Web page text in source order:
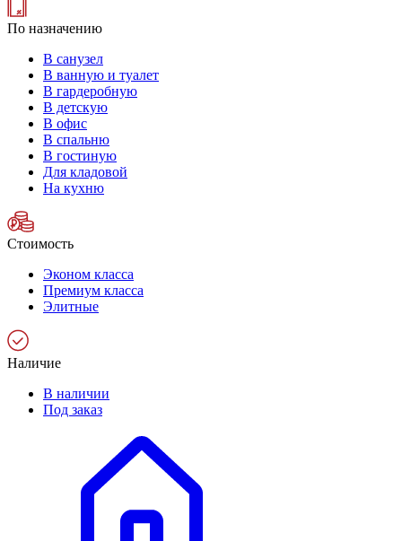
По назначению
В санузел
В ванную и туалет
В гардеробную
В детскую
В офис
В спальню
В гостиную
Для кладовой
На кухню
Стоимость
Эконом класса
Премиум класса
Элитные
Наличие
В наличии
Под заказ